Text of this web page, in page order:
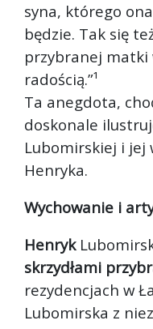
syna, którego
będzie. Tak się
przybranej matki
radością.”¹
Ta anegdota,
doskonale
Lubomirskiej i jej
Henryka.
Wychowanie i
Henryk
skrzydłami
rezydencjach w
Lubomirska z